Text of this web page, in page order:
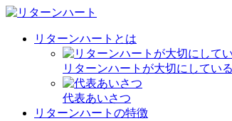
リターンハートとは
リターンハートが大切にしてい
代表あいさつ
リターンハートの特徴